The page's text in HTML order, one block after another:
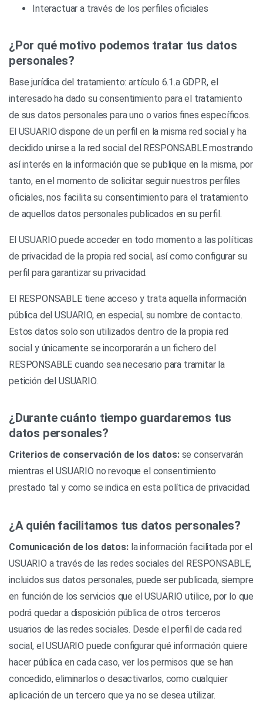
Interactuar a través de los perfiles oficiales
¿Por qué motivo podemos tratar tus datos
personales?
Base jurídica del tratamiento: artículo 6.1.a GDPR, el
interesado ha dado su consentimiento para el tratamiento
de sus datos personales para uno o varios fines específicos.
El USUARIO dispone de un perfil en la misma red social y ha
decidido unirse a la red social del RESPONSABLE mostrando
así interés en la información que se publique en la misma, por
tanto, en el momento de solicitar seguir nuestros perfiles
oficiales, nos facilita su consentimiento para el tratamiento
de aquellos datos personales publicados en su perfil.
El USUARIO puede acceder en todo momento a las políticas
de privacidad de la propia red social, así como configurar su
perfil para garantizar su privacidad.
El RESPONSABLE tiene acceso y trata aquella información
pública del USUARIO, en especial, su nombre de contacto.
Estos datos solo son utilizados dentro de la propia red
social y únicamente se incorporarán a un fichero del
RESPONSABLE cuando sea necesario para tramitar la
petición del USUARIO.
¿Durante cuánto tiempo guardaremos tus
datos personales?
Criterios de conservación de los datos:se conservarán
mientras el USUARIO no revoque el consentimiento
prestado tal y como se indica en esta política de privacidad.
¿A quién facilitamos tus datos personales?
Comunicación de los datos:la información facilitada por el
USUARIO a través de las redes sociales del RESPONSABLE,
incluidos sus datos personales, puede ser publicada, siempre
en función de los servicios que el USUARIO utilice, por lo que
podrá quedar a disposición pública de otros terceros
usuarios de las redes sociales. Desde el perfil de cada red
social, el USUARIO puede configurar qué información quiere
hacer pública en cada caso, ver los permisos que se han
concedido, eliminarlos o desactivarlos, como cualquier
aplicación de un tercero que ya no se desea utilizar.